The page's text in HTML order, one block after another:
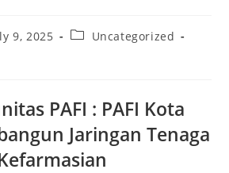
9, 2025
PostUncategorized
PAFI : PAFI Kota
Jaringan Tenaga